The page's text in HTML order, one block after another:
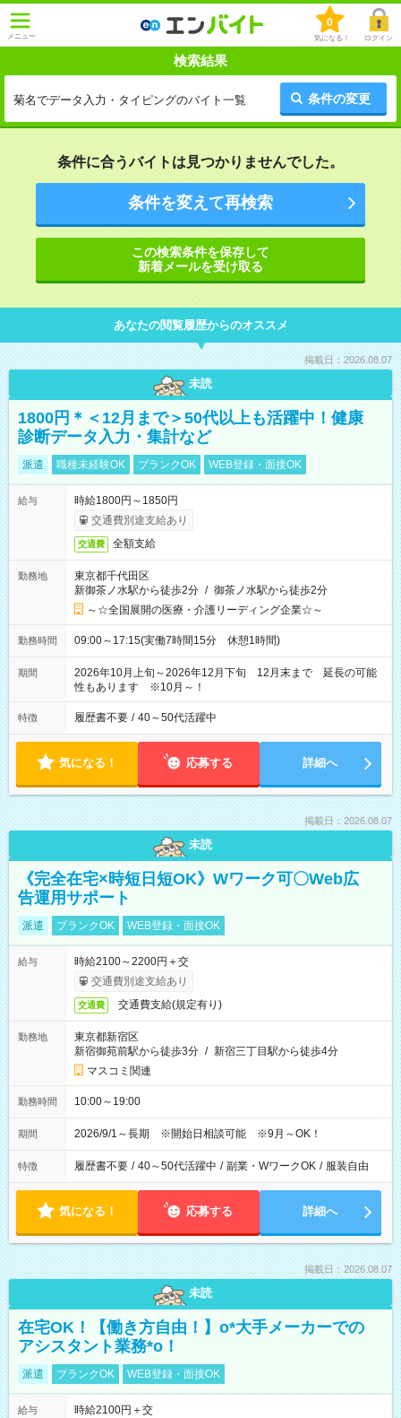
メニュー
0
気になる！ ログイン
検索結果
菊名でデータ入力・タイピングのバイト一覧 条件の変更
条件に合うバイトは見つかりませんでした。
条件を変えて再検索
この検索条件を保存して
新着メールを受け取る
あなたの閲覧履歴からのオススメ
掲載日：2026.08.07
未読
1800円＊＜12月まで＞50代以上も活躍中！健康
診断データ入力・集計など
派遣 職種未経験OK ブランクOK WEB登録・面接OK
給与
時給1800円～1850円
交通費別途支給あり
交通費 全額支給
勤務地
東京都千代田区
新御茶ノ水駅から徒歩2分 / 御茶ノ水駅から徒歩2分
～☆全国展開の医療・介護リーディング企業☆～
勤務時間 09:00～17:15(実働7時間15分 休憩1時間)
期間
2026年10月上旬～2026年12月下旬 12月末まで 延長の可能
性もあります ※10月～！
特徴 履歴書不要 / 40～50代活躍中
気になる！ 応募する 詳細へ
掲載日：2026.08.07
未読
《完全在宅×時短日短OK》Wワーク可〇Web広
告運用サポート
派遣 ブランクOK WEB登録・面接OK
給与
時給2100～2200円＋交
交通費別途支給あり
交通費 交通費支給(規定有り)
勤務地
東京都新宿区
新宿御苑前駅から徒歩3分 / 新宿三丁目駅から徒歩4分
マスコミ関連
勤務時間 10:00～19:00
期間 2026/9/1～長期 ※開始日相談可能 ※9月～OK！
特徴 履歴書不要 / 40～50代活躍中 / 副業・WワークOK / 服装自由
気になる！ 応募する 詳細へ
掲載日：2026.08.07
未読
在宅OK！【働き方自由！】o*大手メーカーでの
アシスタント業務*o！
派遣 ブランクOK WEB登録・面接OK
給与
時給2100円＋交